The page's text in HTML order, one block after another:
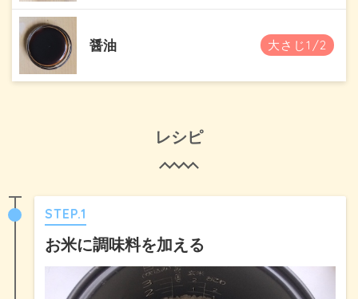
醤油 大さじ1/2
レシピ
STEP.1
お米に調味料を加える